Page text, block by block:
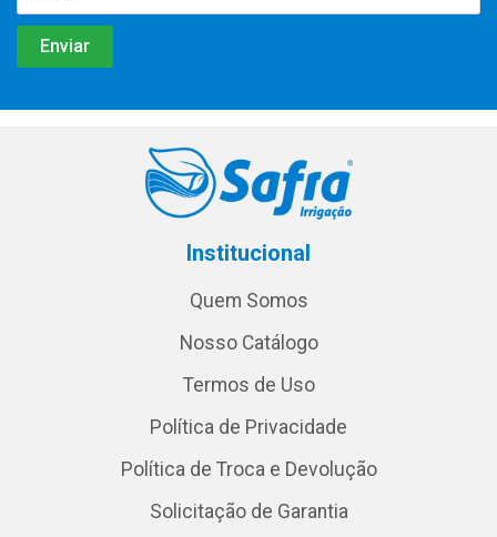
Institucional
Quem Somos
Nosso Catálogo
Termos de Uso
Política de Privacidade
Política de Troca e Devolução
Solicitação de Garantia